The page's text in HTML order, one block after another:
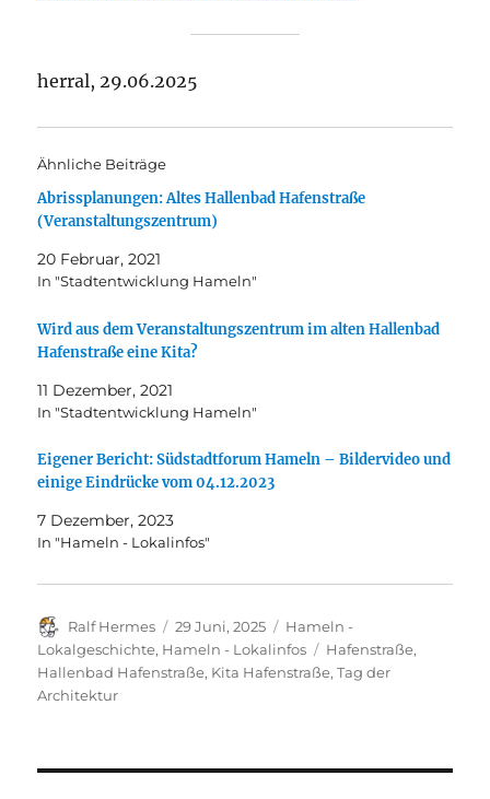
herral, 29.06.2025
Ähnliche Beiträge
Abrissplanungen: Altes Hallenbad Hafenstraße
(Veranstaltungszentrum)
20 Februar, 2021
In "Stadtentwicklung Hameln"
Wird aus dem Veranstaltungszentrum im alten Hallenbad
Hafenstraße eine Kita?
11 Dezember, 2021
In "Stadtentwicklung Hameln"
Eigener Bericht: Südstadtforum Hameln – Bildervideo und
einige Eindrücke vom 04.12.2023
7 Dezember, 2023
In "Hameln - Lokalinfos"
Autor
Ralf Hermes
Veröffentlicht
am
29 Juni, 2025 Kategorien
Hameln -
Lokalgeschichte, Hameln - Lokalinfos Schlagwörter
Hafenstraße,
Hallenbad Hafenstraße, Kita Hafenstraße,Tag der
Architektur